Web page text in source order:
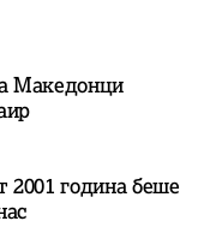
Македонци
2001 година беше